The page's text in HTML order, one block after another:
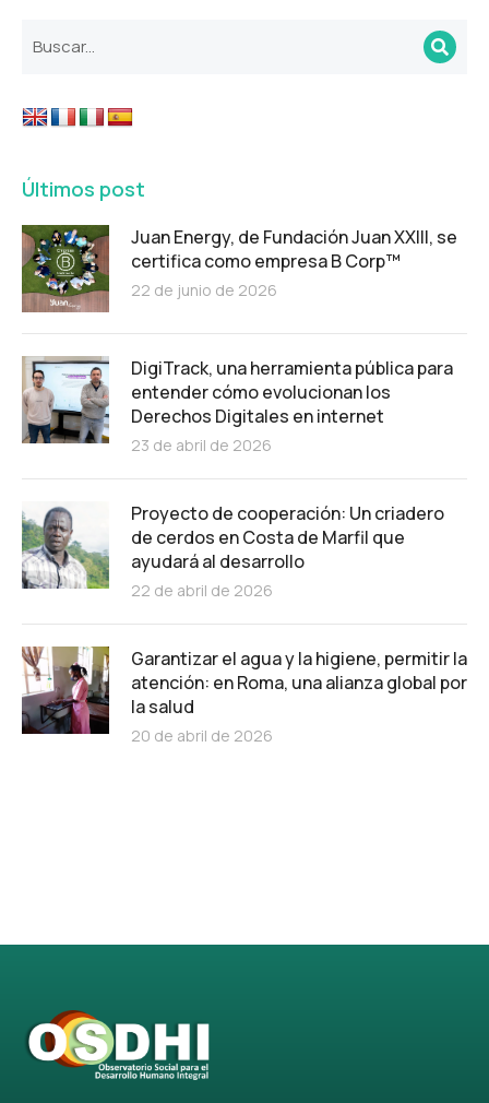
Últimos post
Juan Energy, de Fundación Juan XXIII, se
certifica como empresa B Corp™
22 de junio de 2026
DigiTrack, una herramienta pública para
entender cómo evolucionan los
Derechos Digitales en internet
23 de abril de 2026
Proyecto de cooperación: Un criadero
de cerdos en Costa de Marfil que
ayudará al desarrollo
22 de abril de 2026
Garantizar el agua y la higiene, permitir la
atención: en Roma, una alianza global por
la salud
20 de abril de 2026